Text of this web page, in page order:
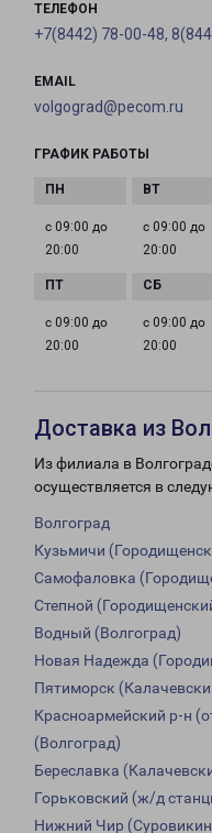
ТЕЛЕФОН
+7(8442) 78-00-48,
EMAIL
volgograd@pecom.ru
ГРАФИК РАБОТЫ
с 09:00 до
20:00
с 09:00 до
20:00
с 09:00 до
20:00
с 09:00 до
20:00
Доставка из
Из филиала в
осуществляется в
Волгоград
Кузьмичи
Самофаловка
Степной
Водный (Волгоград)
Новая Надежда
Пятиморск
Красноармейский р-н
(Волгоград)
Береславка
Горьковский (ж/д
Нижний Чир